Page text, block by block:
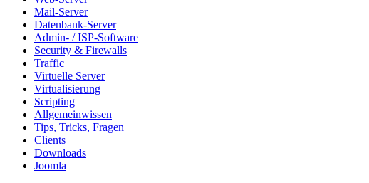
Mail-Server
Datenbank-Server
Admin- / ISP-Software
Security & Firewalls
Traffic
Virtuelle Server
Virtualisierung
Scripting
Allgemeinwissen
Tips, Tricks, Fragen
Clients
Downloads
Joomla